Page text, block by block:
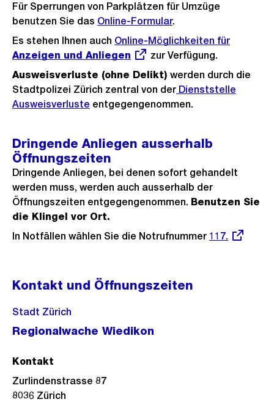
Für Sperrungen von Parkplätzen für Umzüge
benutzen Sie das Online-Formular.
Es stehen Ihnen auch Externer
Link:
Online-Möglichkeiten für
Anzeigen und Anliegen
zur Verfügung.
Ausweisverluste (ohne Delikt) werden durch die
Stadtpolizei Zürich zentral von der Dienststelle
Ausweisverluste entgegengenommen.
Dringende Anliegen ausserhalb
Öffnungszeiten
Dringende Anliegen, bei denen sofort gehandelt
werden muss, werden auch ausserhalb der
Öffnungszeiten entgegengenommen. Benutzen Sie
die Klingel vor Ort.
In Notfällen wählen Sie die Notrufnummer Externer
117.
Kontakt und Öffnungszeiten
Stadt Zürich
Regionalwache Wiedikon
Kontakt
Zurlindenstrasse 87
8036 Zürich